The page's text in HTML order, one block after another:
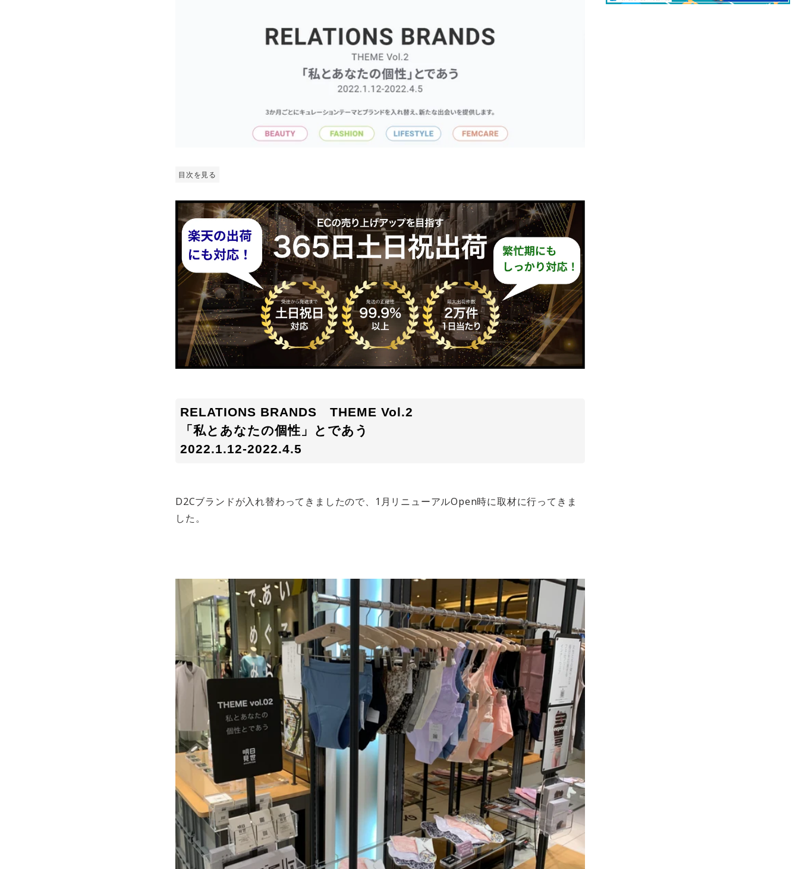
目次を見る
RELATIONS BRANDS THEME Vol.2
「私とあなたの個性」とであう
2022.1.12-2022.4.5
D2Cブランドが入れ替わってきましたので、1月リニューアルOpen時に取材に行ってきま
した。